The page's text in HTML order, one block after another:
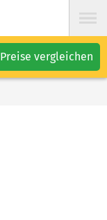
Preise vergleichen